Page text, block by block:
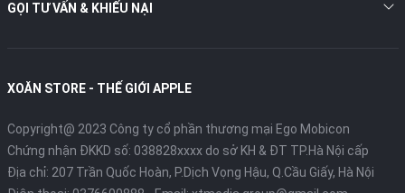
GỌI TƯ VẤN & KHIẾU NẠI
XOĂN STORE - THẾ GIỚI APPLE
Copyright@ 2023 Công ty cổ phần thương mại Ego Mobicon
Chứng nhận ĐKKD số: 038828xxxx do sở KH & ĐT TP.Hà Nội cấp
Địa chỉ: 207 Trần Quốc Hoàn, P.Dịch Vọng Hậu, Q.Cầu Giấy, Hà Nội